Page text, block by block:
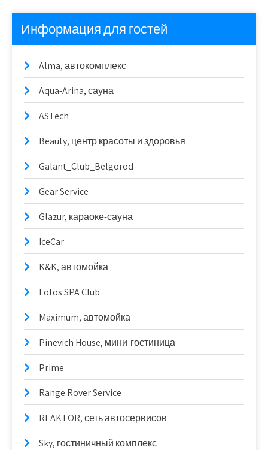
Информация для гостей
Alma, автокомплекс
Aqua-Arina, сауна
ASTech
Beauty, центр красоты и здоровья
Galant_Club_Belgorod
Gear Service
Glazur, караоке-сауна
IceCar
K&K, автомойка
Lotos SPA Club
Maximum, автомойка
Pinevich House, мини-гостиница
Prime
Range Rover Service
REAKTOR, сеть автосервисов
Sky, гостиничный комплекс